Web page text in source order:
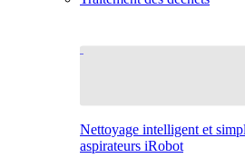
Nettoyage intelligent et
aspirateurs iRobot